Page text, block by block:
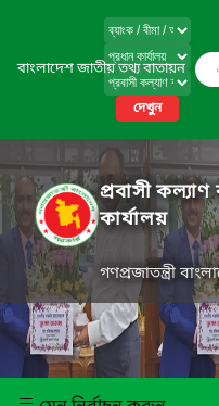
বাংলাদেশ জাতীয় তথ্য বাতায়ন
দেখুন
প্রবাসী
কার্যালয়
গণপ্রজাতন্ত্রী